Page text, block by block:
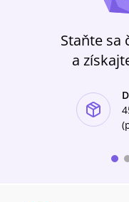
Staňte sa
a